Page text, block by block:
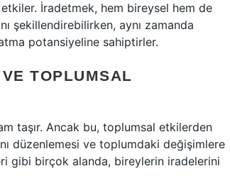
İradetmek, hem bireysel hem de
şekillendirebilirken, aynı zamanda
potansiyeline sahiptirler.
TOPLUMSAL
taşır. Ancak bu, toplumsal etkilerden
düzenlemesi ve toplumdaki değişimlere
gibi birçok alanda, bireylerin iradelerini